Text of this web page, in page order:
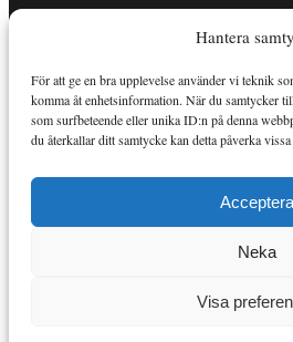
Hantera
För att ge en bra upplevelse använder vi teknik
komma åt enhetsinformation. När du samtycker
som surfbeteende eller unika ID:n på denna
du återkallar ditt samtycke kan detta påverka
Acceptera
Neka
Visa
Läs vår Cookie Policy för att ta reda
din
OM
Sportkuriren är en nättidning med
Mer
Copyright © Alla rättigheter reserverade.